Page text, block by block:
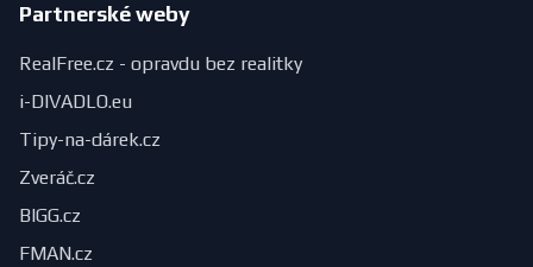
Partnerské weby
RealFree.cz - opravdu bez realitky
i-DIVADLO.eu
Tipy-na-dárek.cz
Zveráč.cz
BIGG.cz
FMAN.cz